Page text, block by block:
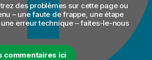
des problèmes sur cette page ou
– une faute de frappe, une étape
erreur technique – faites-le-nous
commentaires ici